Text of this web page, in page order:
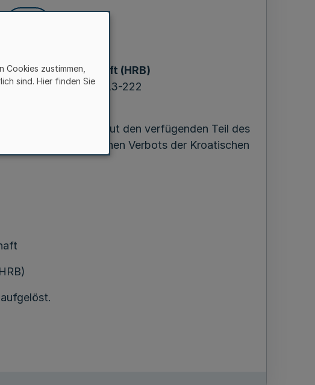
Bruderschaft (HRB)
v. 16.6.1970 -IV A3-222
ich erneut den verfügenden Teil des
Juni 1968 erlassenen Verbots der Kroatischen
zustimmen,
sind. Hier finden Sie